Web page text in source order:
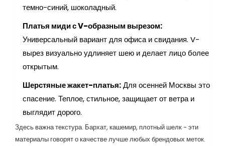
темно-синий, шоколадный.
Платья миди с V-образным вырезом:
Универсальный вариант для офиса и свидания. V-
вырез визуально удлиняет шею и делает лицо более
открытым.
Шерстяные жакет-платья:Для осенней Москвы это
спасение. Теплое, стильное, защищает от ветра и
выглядит дорого.
Здесь важна текстура. Бархат, кашемир, плотный шелк - эти
материалы говорят о качестве лучше любых брендовых меток.